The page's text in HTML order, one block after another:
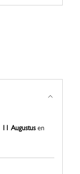
11 Augustusen